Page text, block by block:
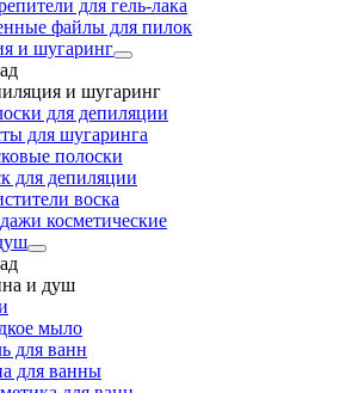
для гель-лака
файлы для пилок
и шугаринг
и шугаринг
для депиляции
для шугаринга
полоски
для депиляции
воска
косметические
и душ
мыло
для ванн
для ванны